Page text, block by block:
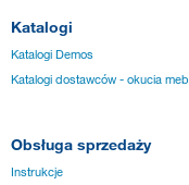
Katalogi
Katalogi Demos
Katalogi dostawców - okucia
Obsługa sprzedaży
Instrukcje